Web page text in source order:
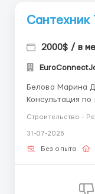
Сантехник
2000$ / в
Белова Марина
Консультация
языка не
Медицинское
Строительство -
31-07-2026
Без опыта